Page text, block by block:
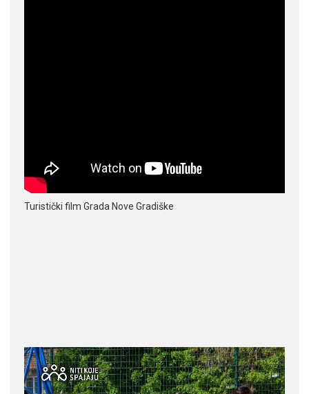
Turistički film Grada Nove Gradiške